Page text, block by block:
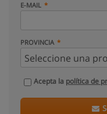
E-MAIL
PROVINCIA
Acepta la política de